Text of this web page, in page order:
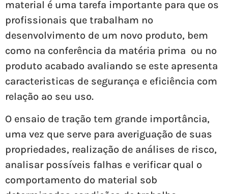
material é uma tarefa importante para que os
profissionais que trabalham no
desenvolvimento de um novo produto, bem
como na conferência da matéria prima ou no
produto acabado avaliando se este apresenta
caracteristicas de segurança e eficiência com
relação ao seu uso.
O ensaio de tração tem grande importância,
uma vez que serve para averiguação de suas
propriedades, realização de análises de risco,
analisar possíveis falhas e verificar qual o
comportamento do material sob